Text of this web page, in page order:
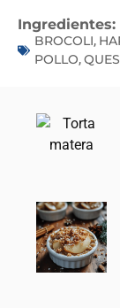
Ingredientes:
BROCOLI,
POLLO,